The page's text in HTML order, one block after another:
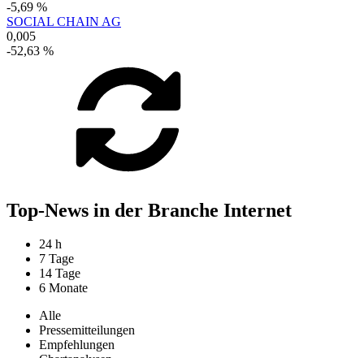
-5,69 %
SOCIAL CHAIN AG
0,005
-52,63 %
Top-News in der Branche Internet
24 h
7 Tage
14 Tage
6 Monate
Alle
Pressemitteilungen
Empfehlungen